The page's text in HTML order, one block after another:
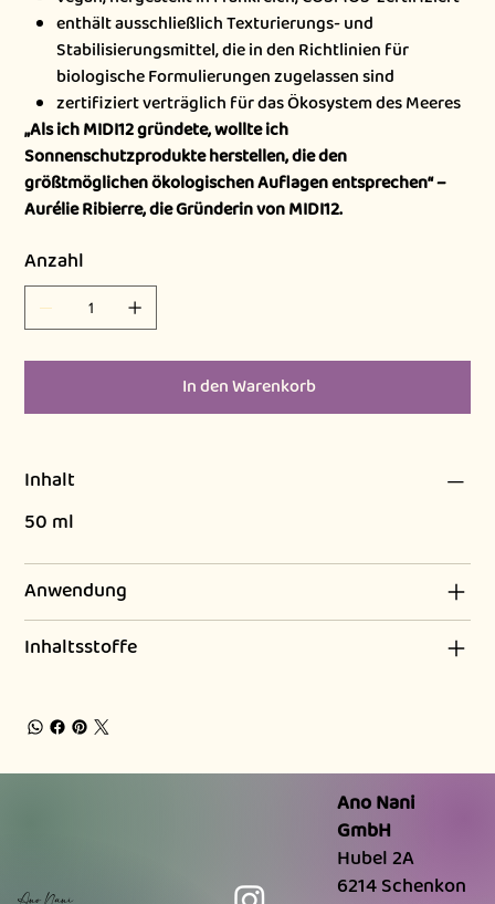
enthält ausschließlich Texturierungs- und
Stabilisierungsmittel, die in den Richtlinien für
biologische Formulierungen zugelassen sind
zertifiziert verträglich für das Ökosystem des Meeres
„Als ich MIDI12 gründete, wollte ich
Sonnenschutzprodukte herstellen, die den
größtmöglichen ökologischen Auflagen entsprechen“ –
Aurélie Ribierre, die Gründerin von MIDI12.
Anzahl
In den Warenkorb
Inhalt
50 ml
Anwendung
Inhaltsstoffe
Ano Nani
Ano Nani
GmbH
Hubel 2A
6214 Schenkon